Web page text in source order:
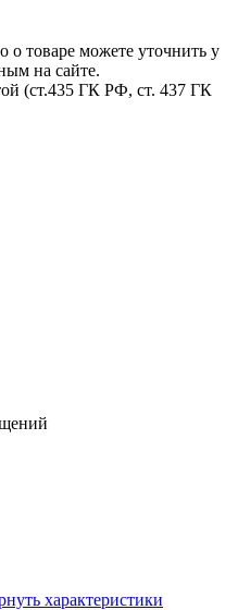
о товаре можете уточнить у
на сайте.
(ст.435 ГК РФ, cт. 437 ГК
характеристики